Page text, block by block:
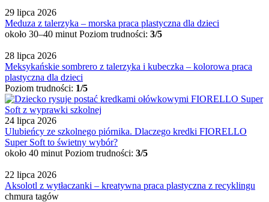
29 lipca 2026
Meduza z talerzyka – morska praca plastyczna dla dzieci
około 30–40 minut Poziom trudności: 3/5
28 lipca 2026
Meksykańskie sombrero z talerzyka i kubeczka – kolorowa praca
plastyczna dla dzieci
Poziom trudności: 1/5
24 lipca 2026
Ulubieńcy ze szkolnego piórnika. Dlaczego kredki FIORELLO
Super Soft to świetny wybór?
około 40 minut Poziom trudności: 3/5
22 lipca 2026
Aksolotl z wytłaczanki – kreatywna praca plastyczna z recyklingu
chmura tagów